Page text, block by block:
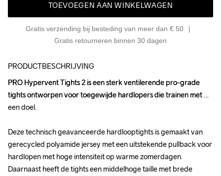
TOEVOEGEN AAN WINKELWAGEN
Gratis verzending bij besteding van meer dan € 50
Gratis retourneren binnen 30 dagen
PRODUCTBESCHRIJVING
PRO Hypervent Tights 2 is een sterk ventilerende pro-grade
tights ontworpen voor toegewijde hardlopers die trainen met
een doel.
Deze technisch geavanceerde hardlooptights is gemaakt van
gerecycled polyamide jersey met een uitstekende pullback voor
hardlopen met hoge intensiteit op warme zomerdagen.
Daarnaast heeft de tights een middelhoge taille met brede
PRO Hypervent Tights 2 is een sterk ventilerende pro-grade
tights ontworpen voor toegewijde hardlopers die trainen met
een doel.
Deze technisch geavanceerde hardlooptights is gemaakt van
gerecycled polyamide jersey met een uitstekende pullback voor
hardlopen met hoge intensiteit op warme zomerdagen.
Daarnaast heeft de tights een middelhoge taille met brede